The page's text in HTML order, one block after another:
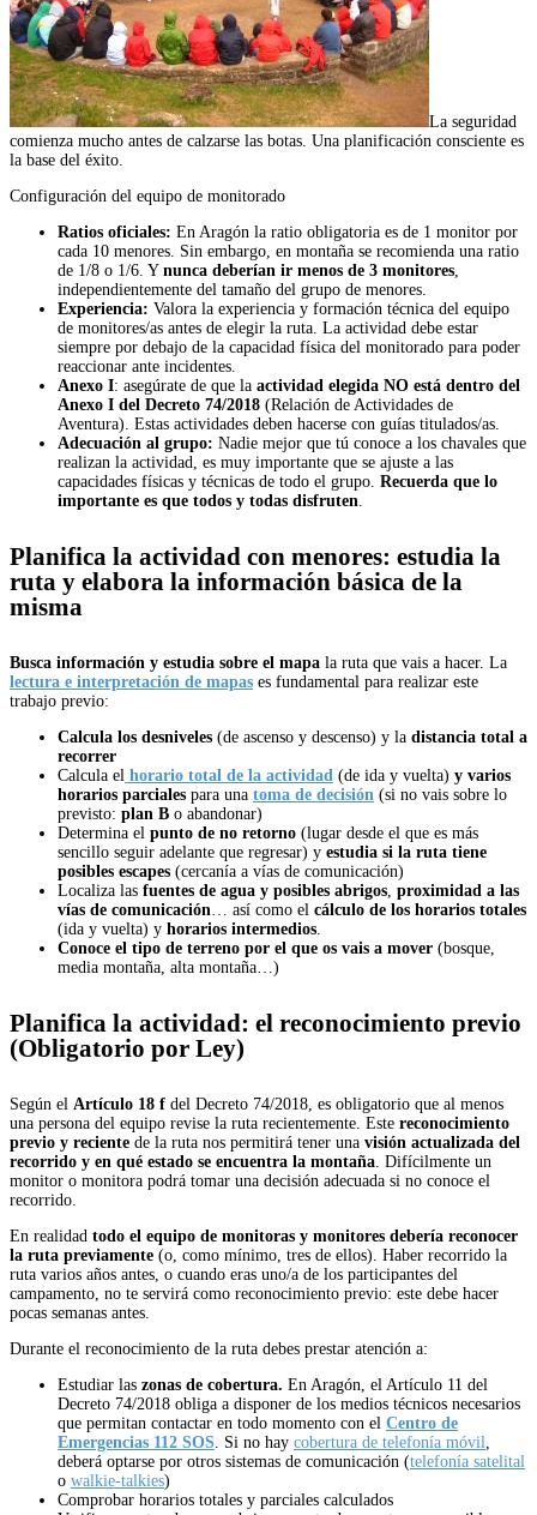
La seguridad
comienza mucho antes de calzarse las botas. Una planificación consciente es
la base del éxito.
Configuración del equipo de monitorado
Ratios oficiales: En Aragón la ratio obligatoria es de 1 monitor por
cada 10 menores. Sin embargo, en montaña se recomienda una ratio
de 1/8 o 1/6. Y nunca deberían ir menos de 3 monitores,
independientemente del tamaño del grupo de menores.
Experiencia: Valora la experiencia y formación técnica del equipo
de monitores/as antes de elegir la ruta. La actividad debe estar
siempre por debajo de la capacidad física del monitorado para poder
reaccionar ante incidentes.
Anexo I: asegúrate de que la actividad elegida NO está dentro del
Anexo I del Decreto 74/2018 (Relación de Actividades de
Aventura). Estas actividades deben hacerse con guías titulados/as.
Adecuación al grupo: Nadie mejor que tú conoce a los chavales que
realizan la actividad, es muy importante que se ajuste a las
capacidades físicas y técnicas de todo el grupo. Recuerda que lo
importante es que todos y todas disfruten.
Planifica la actividad con menores: estudia la
ruta y elabora la información básica de la
misma
Busca información y estudia sobre el mapa la ruta que vais a hacer. La
lectura e interpretación de mapas es fundamental para realizar este
trabajo previo:
Calcula los desniveles (de ascenso y descenso) y la distancia total a
recorrer
Calcula el horario total de la actividad (de ida y vuelta) y varios
horarios parciales para una toma de decisión (si no vais sobre lo
previsto: plan B o abandonar)
Determina el punto de no retorno (lugar desde el que es más
sencillo seguir adelante que regresar) y estudia si la ruta tiene
posibles escapes (cercanía a vías de comunicación)
Localiza las fuentes de agua y posibles abrigos proximidad a las
vías de comunicación … así como el cálculo de los horarios totales
(ida y vuelta) y horarios intermedios
Conoce el tipo de terreno por el que os vais a mover (bosque,
media montaña, alta montaña…)
Planifica la actividad: el reconocimiento previo
(Obligatorio por Ley)
Según el Artículo 18 f del Decreto 74/2018, es obligatorio que al menos
una persona del equipo revise la ruta recientemente. Este reconocimiento
previo y reciente de la ruta nos permitirá tener una visión actualizada del
recorrido y en qué estado se encuentra la montaña . Difícilmente un
monitor o monitora podrá tomar una decisión adecuada si no conoce el
recorrido.
En realidad todo el equipo de monitoras y monitores debería reconocer
la ruta previamente (o, como mínimo, tres de ellos). Haber recorrido la
ruta varios años antes, o cuando eras uno/a de los participantes del
campamento, no te servirá como reconocimiento previo: este debe hacer
pocas semanas antes.
Durante el reconocimiento de la ruta debes prestar atención a:
Estudiar las zonas de cobertura. En Aragón, el Artículo 11 del
Decreto 74/2018 obliga a disponer de los medios técnicos necesarios
que permitan contactar en todo momento con el Centro de
Emergencias 112 SOS . Si no hay cobertura de telefonía móvil
deberá optarse por otros sistemas de comunicación (telefonía satelital
o walkie-talkies)
Comprobar horarios totales y parciales calculados